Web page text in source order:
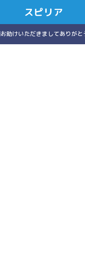
スピリア
お助けいただきましてありが